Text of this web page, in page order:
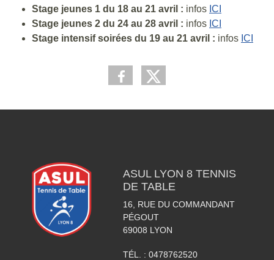
Stage jeunes 1 du 18 au 21 avril : infos ICI
Stage jeunes 2 du 24 au 28 avril : infos ICI
Stage intensif soirées du 19 au 21 avril : infos ICI
ASUL LYON 8 TENNIS
DE TABLE
16, RUE DU COMMANDANT
PÉGOUT
69008 LYON
TÉL. : 0478762520